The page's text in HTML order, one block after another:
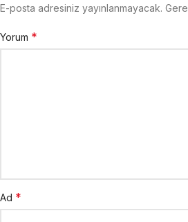
E-posta adresiniz yayınlanmayacak.
Yorum *
Ad *